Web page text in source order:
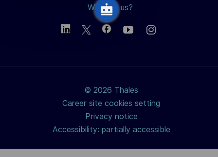
Why join us?
© 2026 Thales
Career site cookies setting
Privacy notice
Accessibility: partially accessible